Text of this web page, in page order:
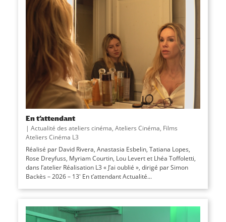
En t’attendant
| Actualité des ateliers cinéma, Ateliers Cinéma, Films
Ateliers Cinéma L3
Réalisé par David Rivera, Anastasia Esbelin, Tatiana Lopes,
Rose Dreyfuss, Myriam Courtin, Lou Levert et Lhéa Toffoletti,
dans l’atelier Réalisation L3 « J’ai oublié », dirigé par Simon
Backès – 2026 – 13′ En t’attendant Actualité...